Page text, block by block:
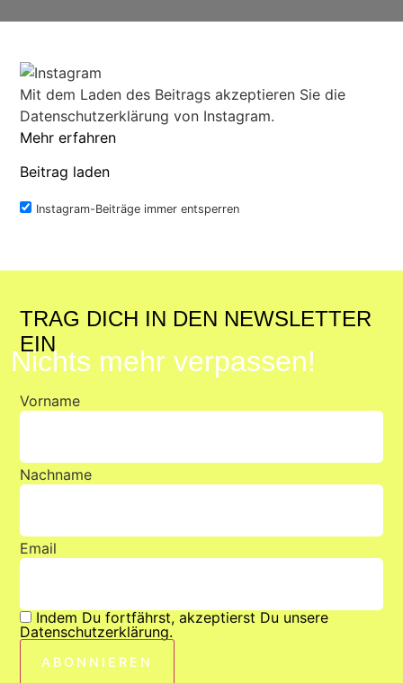
Mit dem Laden des Beitrags akzeptieren Sie die
Datenschutzerklärung von Instagram.
Mehr erfahren
Beitrag laden
Instagram-Beiträge immer entsperren
TRAG DICH IN DEN NEWSLETTER
EIN
Nichts mehr verpassen!
Vorname
Nachname
Email
Indem Du fortfährst, akzeptierst Du unsere
Datenschutzerklärung.